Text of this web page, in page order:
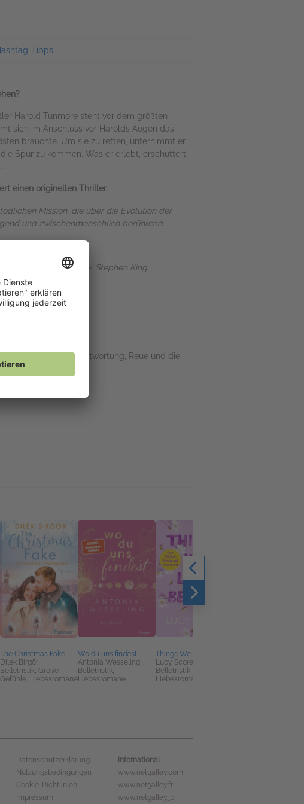
Tipps
Harold Tunmore steht vor dem größten
sich im Anschluss vor Harolds Augen das
brauchte. Um sie zu retten, unternimmt er
Spur zu kommen. Was er erlebt, erschüttert
einen originellen Thriller.
tödlichen Mission, die über die Evolution der
und zwischenmenschlich berührend.
Fünf-Sterne-Horror.« Stephen King
von Verantwortung, Reue und die
The Christmas Fake
Dilek Birgör
Belletristik, Große
Gefühle, Liebesromane
Wo du uns findest
Antonia Wesseling
Belletristik,
Liebesromane
Things We Left Behind
Lucy Score
Belletristik,
Liebesromane
Datenschutzerklärung
Nutzungsbedingungen
Cookie-Richtlinien
Impressum
International
www.netgalley.com
www.netgalley.fr
www.netgalley.jp